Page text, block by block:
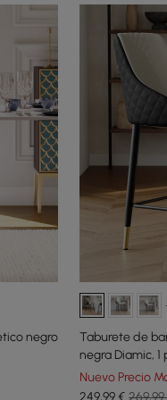
negro
Taburete de
negra Diamic, 1
Nuevo Precio
249,99€